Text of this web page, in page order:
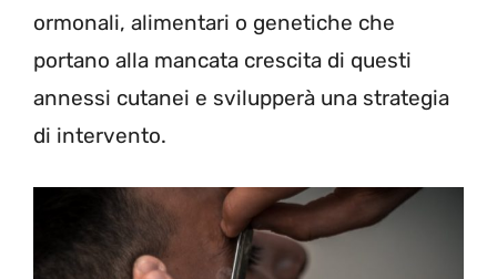
ormonali, alimentari o genetiche che
portano alla mancata crescita di questi
annessi cutanei e svilupperà una strategia
di intervento.